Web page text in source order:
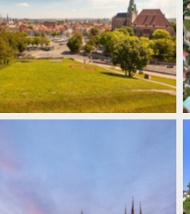
Bundesgartenschaustadt.Erfurt.
Ein Blick auf die Altstadt von der
Zítadelle Petersberg aus.
No Caption